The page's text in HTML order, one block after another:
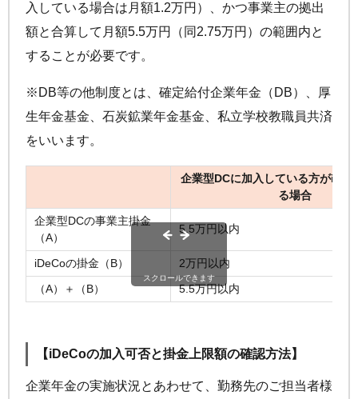
入している場合は月額1.2万円）、かつ事業主の拠出
額と合算して月額5.5万円（同2.75万円）の範囲内と
することが必要です。
※DB等の他制度とは、確定給付企業年金（DB）、厚
生年金基金、石炭鉱業年金基金、私立学校教職員共済
をいいます。
企業型DCに加入している方が
る場合
企業型DCの事業主掛金
（A）
5.5万円以内
iDeCoの掛金（B）
2万円以内
（A）＋（B）
5.5万円以内
スクロールできます
【iDeCoの加入可否と掛金上限額の確認方法】
企業年金の実施状況とあわせて、勤務先のご担当者様